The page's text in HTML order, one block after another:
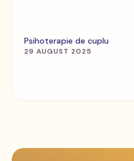
Psihoterapie de cuplu
29 AUGUST 2025